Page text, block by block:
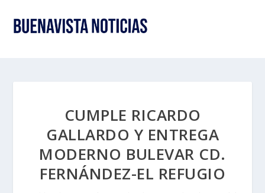
CUMPLE RICARDO
GALLARDO Y ENTREGA
MODERNO BULEVAR CD.
FERNÁNDEZ-EL REFUGIO